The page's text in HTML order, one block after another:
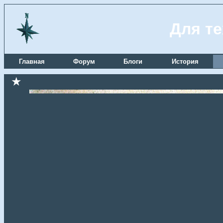
Для
Главная Форум Блоги История
★